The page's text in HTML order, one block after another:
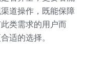
道操作，既能保障
类需求的用户而
适的选择。